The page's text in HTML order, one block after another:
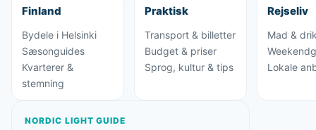
Finland
Bydele i Helsinki
Sæsonguides
Kvarterer &
stemning
Praktisk
Transport & billetter
Budget & priser
Sprog, kultur & tips
Rejseliv
Mad &
Lokale
NORDIC LIGHT GUIDE